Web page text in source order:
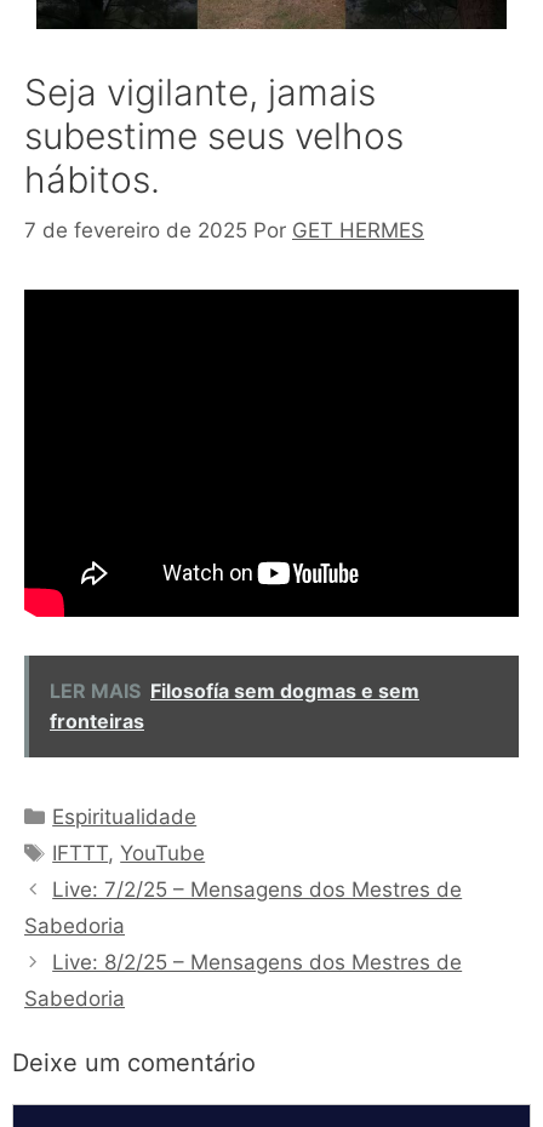
Seja vigilante, jamais
subestime seus velhos
hábitos.
7 de fevereiro de 2025 Por GET HERMES
LER MAIS Filosofía sem dogmas e sem
fronteiras
Categorias
Espiritualidade
Tags
IFTTT,YouTube
Live: 7/2/25 – Mensagens dos Mestres de
Sabedoria
Live: 8/2/25 – Mensagens dos Mestres de
Sabedoria
Deixe um comentário